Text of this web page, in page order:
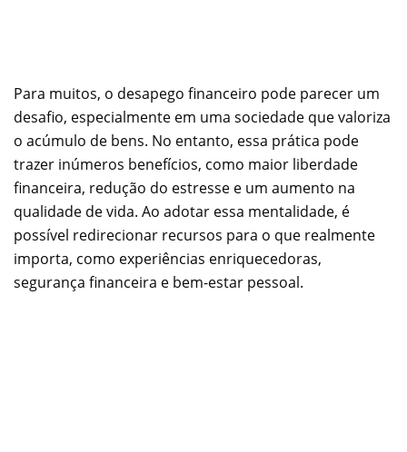
Para muitos, o desapego financeiro pode parecer um
desafio, especialmente em uma sociedade que valoriza
o acúmulo de bens. No entanto, essa prática pode
trazer inúmeros benefícios, como maior liberdade
financeira, redução do estresse e um aumento na
qualidade de vida. Ao adotar essa mentalidade, é
possível redirecionar recursos para o que realmente
importa, como experiências enriquecedoras,
segurança financeira e bem-estar pessoal.